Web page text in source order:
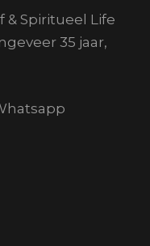
& Spiritueel Life
35 jaar,